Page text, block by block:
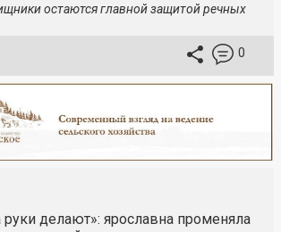
остаются главной защитой речных
0
руки делают»: ярославна променяла